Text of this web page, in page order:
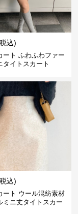
込)
ート ふわふわファー
タイトスカート
込)
ート ウール混紡素材
ミニ丈タイトスカー